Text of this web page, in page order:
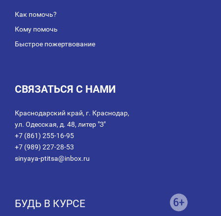
Как помочь?
Кому помочь
Быстрое пожертвование
СВЯЗАТЬСЯ С НАМИ
Краснодарский край, г. Краснодар,
ул. Одесская, д. 48, литер "З"
+7 (861) 255-16-95
+7 (989) 227-28-53
sinyaya-ptitsa@inbox.ru
БУДЬ В КУРСЕ